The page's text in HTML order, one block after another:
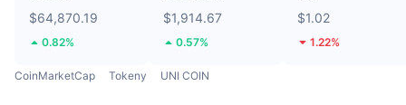
$64,870.19
0.82%
$1,914.67
0.57%
$1.02
1.22%
CoinMarketCap Tokeny UNI COIN